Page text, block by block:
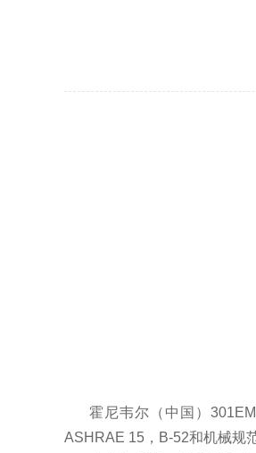
霍尼韦尔（中国）
ASHRAE 15，B-52和机械规